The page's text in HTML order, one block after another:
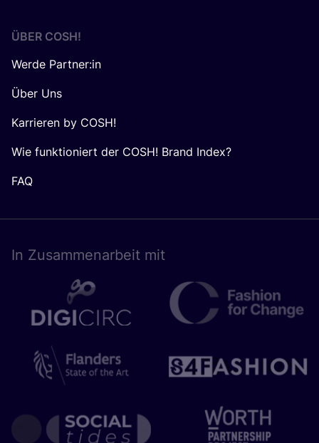
ÜBER COSH!
Werde Partner:in
Über Uns
Karrieren by COSH!
Wie funktioniert der COSH! Brand Index?
FAQ
In Zusam­men­ar­beit mit